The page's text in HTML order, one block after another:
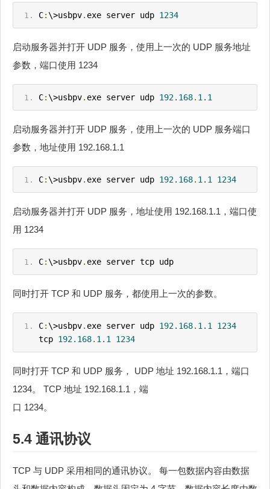
C:\>usbpv. exe server udp 1234
启动服务器并打开 UDP 服务，使用上一次的 UDP 服务地址
参数，端口使用 1234
C:\>usbpv. exe server udp 192.168. 1.1
启动服务器并打开 UDP 服务，使用上一次的 UDP 服务端口
参数，地址使用 192.168.1.1
C:\>usbpv. exe server udp 192.168. 1.1 1234
启动服务器并打开 UDP 服务，地址使用 192.168.1.1，端口使
用 1234
C:\>usbpv. exe server tcp udp
同时打开 TCP 和 UDP 服务，都使用上一次的参数。
C:\>usbpv. exe server udp 192.168. 1.1
1234
tcp 192.168. 1.1 1234
同时打开 TCP 和 UDP 服务， UDP 地址 192.168.1.1，端口
1234。 TCP 地址 192.168.1.1，端
口 1234。
5.4 通讯协议
TCP 与 UDP 采用相同的通讯协议。 每一包数据内容由数据